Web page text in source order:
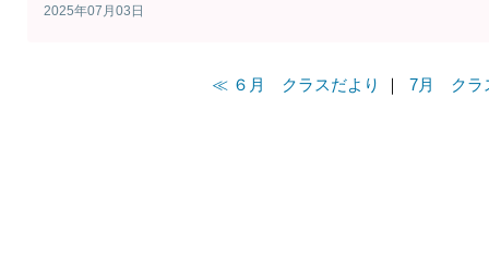
2025年07月03日
≪ ６月 クラスだより ｜ 7月 クラ